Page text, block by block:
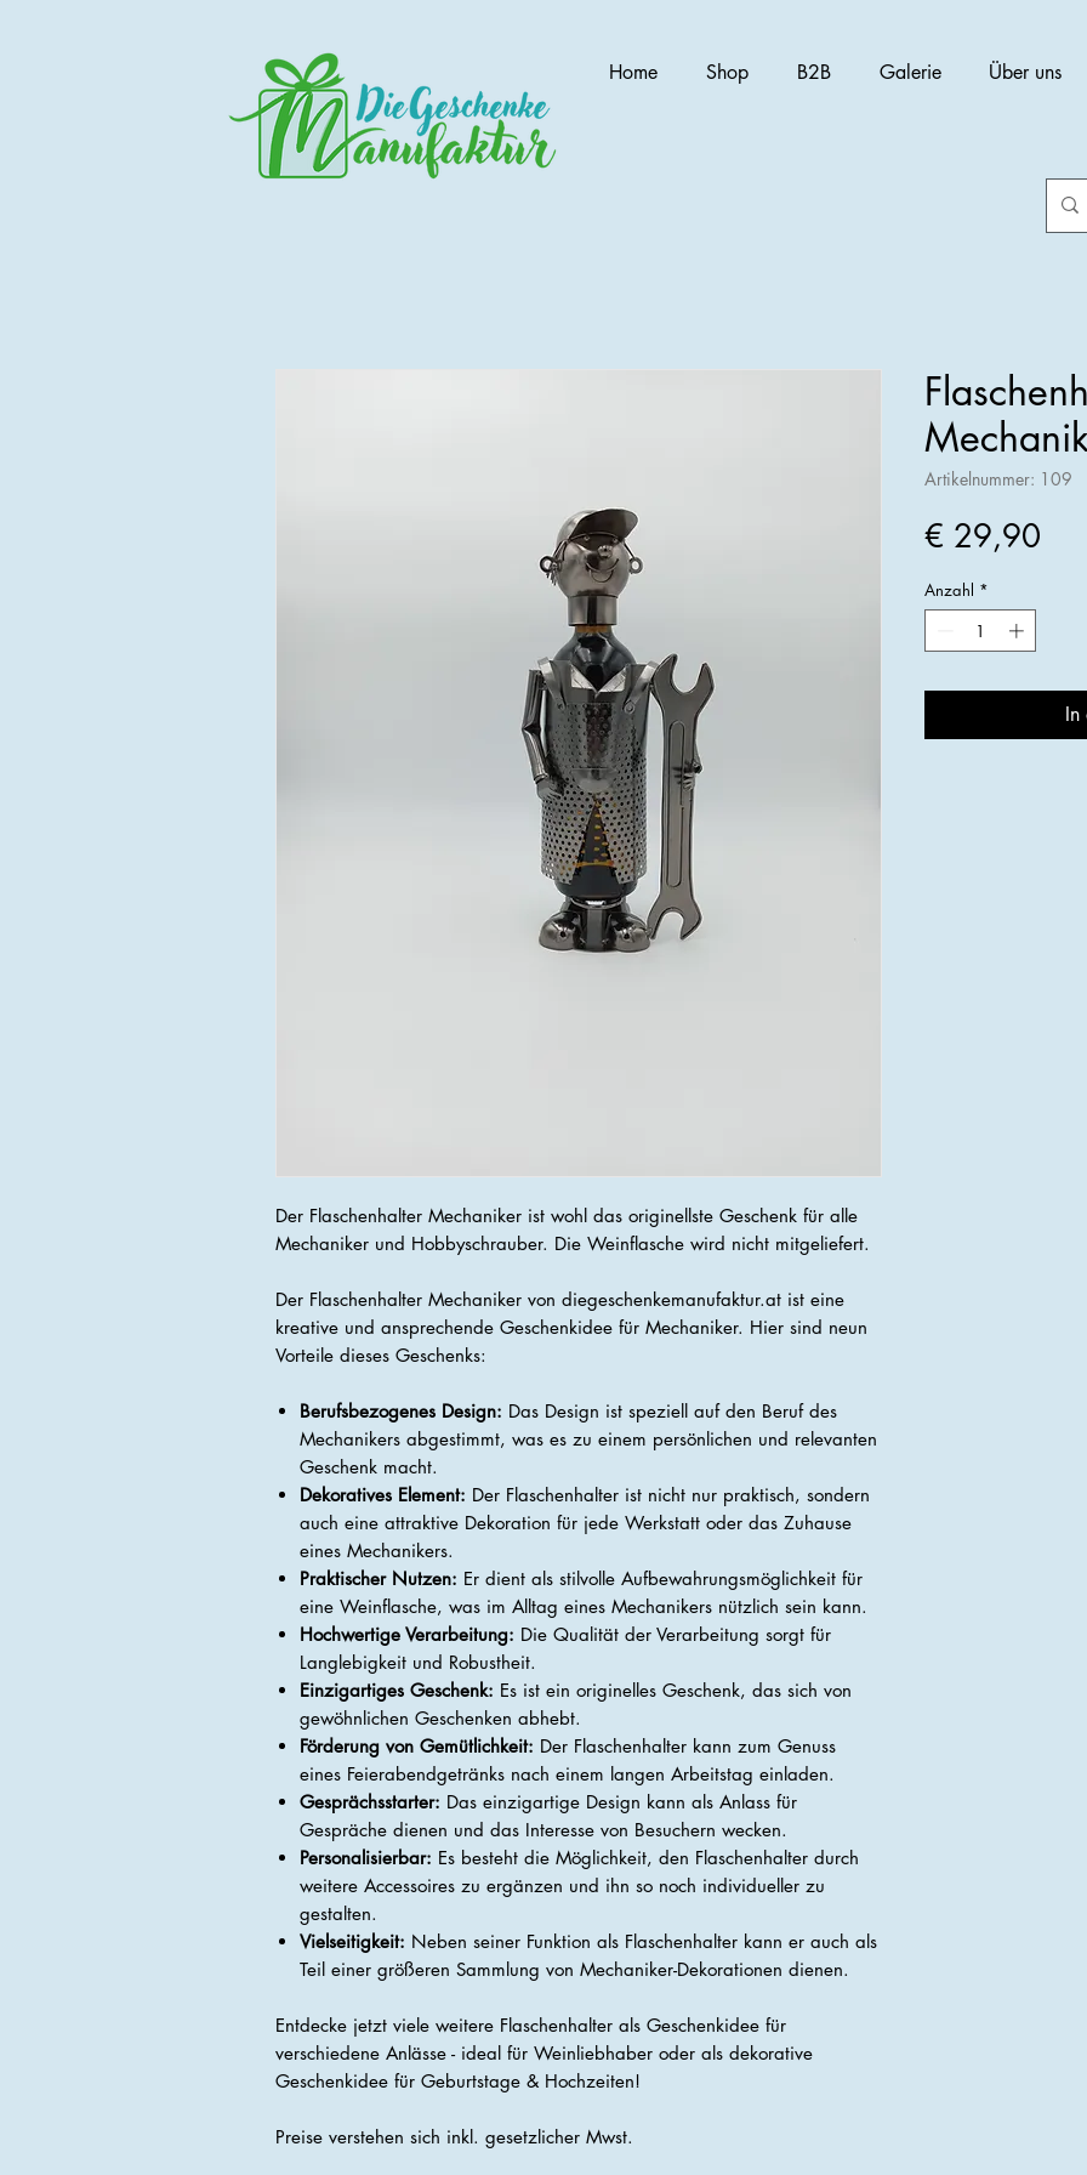
Home Shop B2B Galerie Über uns
Der Flaschenhalter Mechaniker ist wohl das originellste Geschenk für alle
Mechaniker und Hobbyschrauber. Die Weinflasche wird nicht mitgeliefert.
Der Flaschenhalter Mechaniker von diegeschenkemanufaktur.at ist eine
kreative und ansprechende Geschenkidee für Mechaniker. Hier sind neun
Vorteile dieses Geschenks:
Berufsbezogenes Design: Das Design ist speziell auf den Beruf des
Mechanikers abgestimmt, was es zu einem persönlichen und relevanten
Geschenk macht.
Dekoratives Element: Der Flaschenhalter ist nicht nur praktisch, sondern
auch eine attraktive Dekoration für jede Werkstatt oder das Zuhause
eines Mechanikers.
Praktischer Nutzen: Er dient als stilvolle Aufbewahrungsmöglichkeit für
eine Weinflasche, was im Alltag eines Mechanikers nützlich sein kann.
Hochwertige Verarbeitung: Die Qualität der Verarbeitung sorgt für
Langlebigkeit und Robustheit.
Einzigartiges Geschenk: Es ist ein originelles Geschenk, das sich von
gewöhnlichen Geschenken abhebt.
Förderung von Gemütlichkeit: Der Flaschenhalter kann zum Genuss
eines Feierabendgetränks nach einem langen Arbeitstag einladen.
Gesprächsstarter: Das einzigartige Design kann als Anlass für
Gespräche dienen und das Interesse von Besuchern wecken.
Personalisierbar: Es besteht die Möglichkeit, den Flaschenhalter durch
weitere Accessoires zu ergänzen und ihn so noch individueller zu
gestalten.
Vielseitigkeit: Neben seiner Funktion als Flaschenhalter kann er auch als
Teil einer größeren Sammlung von Mechaniker-Dekorationen dienen.
Entdecke jetzt viele weitere Flaschenhalter als Geschenkidee für
verschiedene Anlässe - ideal für Weinliebhaber oder als dekorative
Geschenkidee für Geburtstage & Hochzeiten!
Preise verstehen sich inkl. gesetzlicher Mwst.
Artikelnummer: 109
€ 29,90
Anzahl *
In